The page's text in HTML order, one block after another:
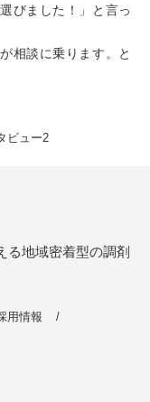
びました！」と言っ
相談に乗ります。と
ビュー2
る地域密着型の調剤
用情報